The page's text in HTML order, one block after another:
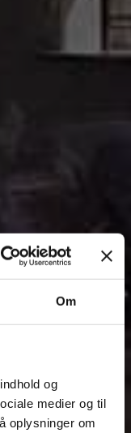
Om
og
medier og til
oplysninger om